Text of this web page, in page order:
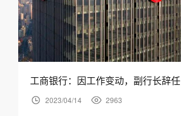
工商银行：因工作变动，副行长辞任
2023/04/14 2963